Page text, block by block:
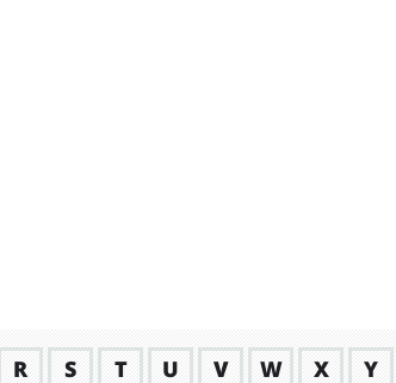
R S T U V W X Y